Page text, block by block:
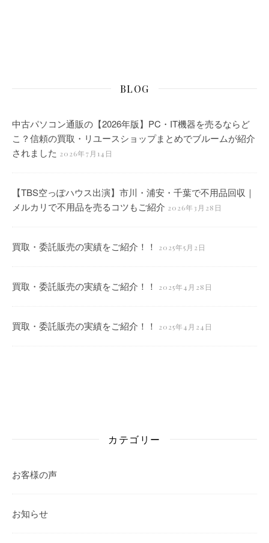
BLOG
中古パソコン通販の【2026年版】PC・IT機器を売るならど
こ？信頼の買取・リユースショップまとめでブルームが紹介
されました 2026年7月14日
【TBS空っぽハウス出演】市川・浦安・千葉で不用品回収｜
メルカリで不用品を売るコツもご紹介 2026年3月28日
買取・委託販売の実績をご紹介！！ 2025年5月2日
買取・委託販売の実績をご紹介！！ 2025年4月28日
買取・委託販売の実績をご紹介！！ 2025年4月24日
カテゴリー
お客様の声
お知らせ